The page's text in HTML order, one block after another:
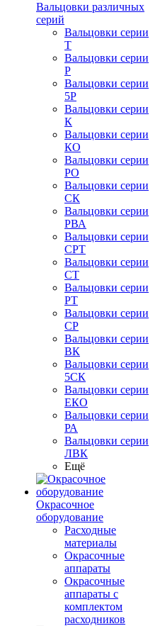
Вальцовки различных
серий
Вальцовки серии
Т
Вальцовки серии
Р
Вальцовки серии
5Р
Вальцовки серии
К
Вальцовки серии
КО
Вальцовки серии
РО
Вальцовки серии
СК
Вальцовки серии
РВА
Вальцовки серии
СРТ
Вальцовки серии
СТ
Вальцовки серии
РТ
Вальцовки серии
СР
Вальцовки серии
ВК
Вальцовки серии
5СК
Вальцовки серии
ЕКО
Вальцовки серии
РА
Вальцовки серии
ЛВК
Ещё
Окрасочное
оборудование
Расходные
материалы
Окрасочные
аппараты
Окрасочные
аппараты с
комплектом
расходников